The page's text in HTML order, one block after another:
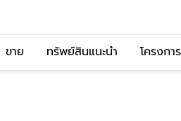
ขาย ทรัพย์สินแนะนำ โครงกา